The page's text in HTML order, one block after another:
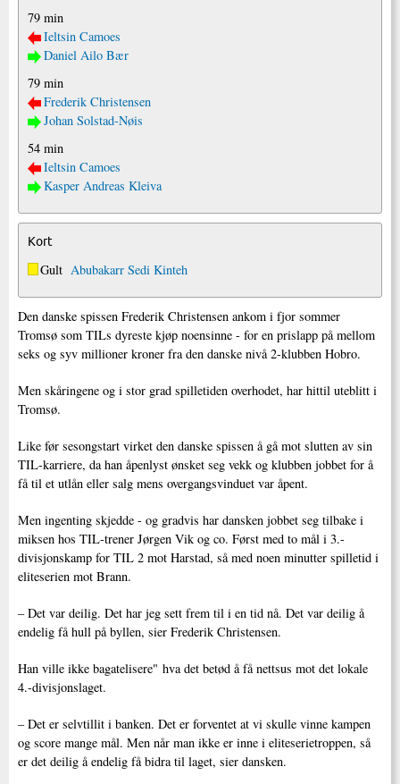
79 min
Ieltsin Camoes
Daniel Ailo Bær
79 min
Frederik Christensen
Johan Solstad-Nøis
54 min
Ieltsin Camoes
Kasper Andreas Kleiva
Kort
Gult Abubakarr Sedi Kinteh
Den danske spissen Frederik Christensen ankom i fjor sommer
Tromsø som TILs dyreste kjøp noensinne - for en prislapp på mellom
seks og syv millioner kroner fra den danske nivå 2-klubben Hobro.
Men skåringene og i stor grad spilletiden overhodet, har hittil uteblitt i
Tromsø.
Like før sesongstart virket den danske spissen å gå mot slutten av sin
TIL-karriere, da han åpenlyst ønsket seg vekk og klubben jobbet for å
få til et utlån eller salg mens overgangsvinduet var åpent.
Men ingenting skjedde - og gradvis har dansken jobbet seg tilbake i
miksen hos TIL-trener Jørgen Vik og co. Først med to mål i 3.-
divisjonskamp for TIL 2 mot Harstad, så med noen minutter spilletid i
eliteserien mot Brann.
– Det var deilig. Det har jeg sett frem til i en tid nå. Det var deilig å
endelig få hull på byllen, sier Frederik Christensen.
Han ville ikke bagatelisere" hva det betød å få nettsus mot det lokale
4.-divisjonslaget.
– Det er selvtillit i banken. Det er forventet at vi skulle vinne kampen
og score mange mål. Men når man ikke er inne i eliteserietroppen, så
er det deilig å endelig få bidra til laget, sier dansken.